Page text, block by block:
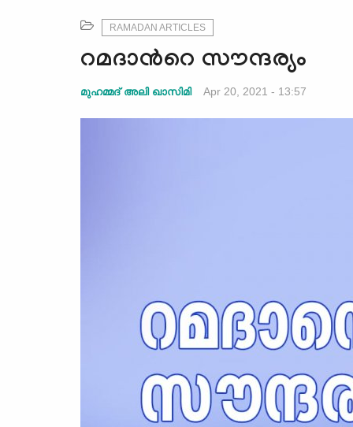
RAMADAN ARTICLES
റമദാന്‍റെ സൗന്ദര്യം
മുഹമ്മദ് അലി ഖാസിമി Apr 20, 2021 - 13:57